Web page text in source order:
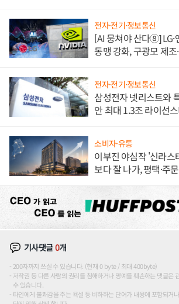
전자·전기·정보통신
[AI 뭉쳐야 산다⑧]
동맹 강화, 구광모 제조
전자·전기·정보통신
삼성전자 넷리스트와
안 최대 1.3조 라이선
소비자·유통
이부진 야심작 '신라스
보다 잘 나가, 평택·주
기사댓글0개
200자까지 쓰실 수 있습니다. (현재 0 byte / 최대 400byte)
저작권 등 다른 사람의 권리를 침해하거나 명예를 훼손하는 댓글은
수 있습니다.
타인에게 불쾌감을 주는 욕설 등 비하하는 단어가 내용에 포함되거